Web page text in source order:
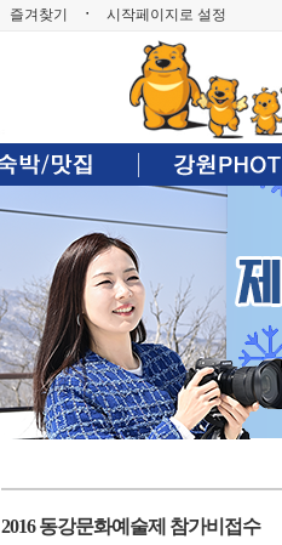
즐겨찾기 ㆍ 시작페이지로 설정
2016 동강문화예술제 참가비접수